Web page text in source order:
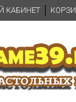
КАБИНЕТ